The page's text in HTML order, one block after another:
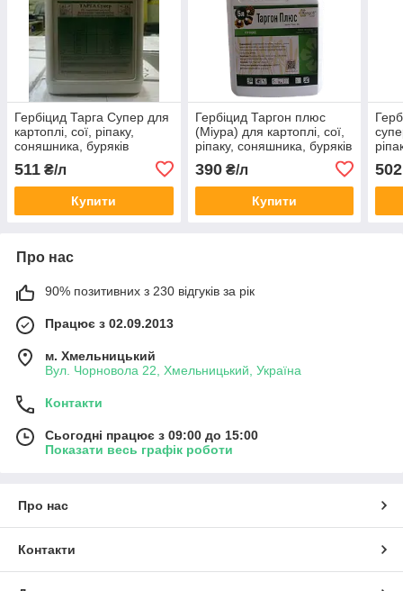
Гербіцид Тарга Супер для
картоплі, сої, ріпаку,
соняшника, буряків
(Хізалофоп-П-етил: 50 г/л)
511 ₴/л
Купити
Гербіцид Таргон плюс
(Міура) для картоплі, сої,
ріпаку, соняшника, буряків
( хізалофоп-п-етил, 125 г/
л)
390₴/л
Купити
502
Про нас
90% позитивних з 230 відгуків за рік
Працює з 02.09.2013
м. Хмельницький
Вул. Чорновола 22, Хмельницький, Україна
Контакти
Сьогодні працює з 09:00 до 15:00
Показати весь графік роботи
Про нас
Контакти